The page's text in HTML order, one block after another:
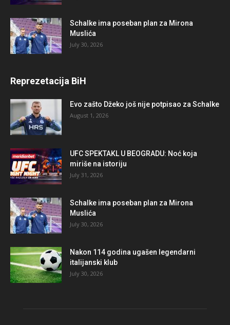
Schalke ima poseban plan za Mirona
Muslića
July 30, 2026
Reprezetacija BiH
Evo zašto Džeko još nije potpisao za Schalke
August 1, 2026
UFC SPEKTAKL U BEOGRADU: Noć koja
miriše na istoriju
July 31, 2026
Schalke ima poseban plan za Mirona
Muslića
July 30, 2026
Nakon 114 godina ugašen legendarni
italijanski klub
July 30, 2026